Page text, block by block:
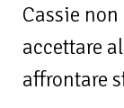
Cassie
accettare
affrontare